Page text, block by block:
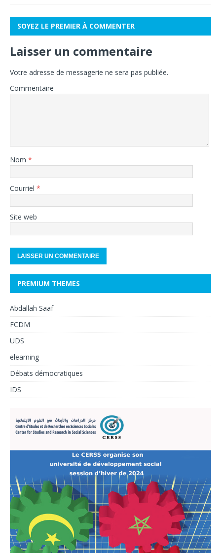
SOYEZ LE PREMIER À COMMENTER
Laisser un commentaire
Votre adresse de messagerie ne sera pas publiée.
Commentaire
Nom *
Courriel *
Site web
PREMIUM THEMES
Abdallah Saaf
FCDM
UDS
elearning
Débats démocratiques
IDS